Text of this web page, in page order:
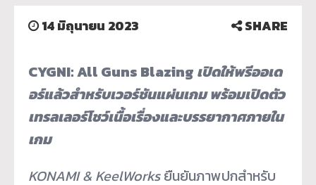
14 มิถุนายน 2023 SHARE
CYGNI: All Guns Blazing เปิดให้พรีออเด
อร์แล้วสำหรับเวอร์ชันแผ่นเกม พร้อมเปิดตัว
เทรลเลอร์โชว์เนื้อเรื่องและบรรยากาศภายใน
เกม
KONAMI & KeelWorksยืนยันภาพปกสำหรับ